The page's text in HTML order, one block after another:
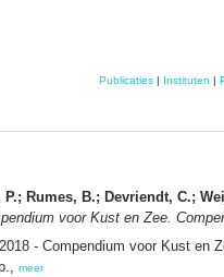
Publicaties| Instituten |
Rumes, B.; Devriendt, C.;
voor Kust en Zee.
- Compendium voor Kust en
meer